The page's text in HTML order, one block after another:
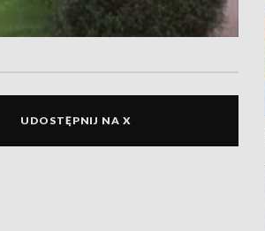
UDOSTĘPNIJ NA X